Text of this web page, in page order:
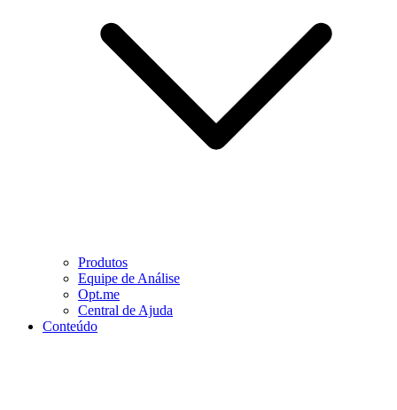
Produtos
Equipe de Análise
Opt.me
Central de Ajuda
Conteúdo